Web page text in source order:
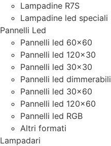
Lampadine R7S
Lampadine led speciali
Pannelli Led
Pannelli led 60×60
Pannelli led 120×30
Pannelli led 30×30
Pannelli led dimmerabili
Pannelli led 30×60
Pannelli led 120×60
Pannelli led RGB
Altri formati
Lampadari